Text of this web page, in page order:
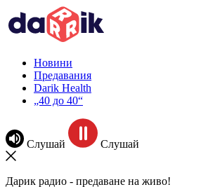
Новини
Предавания
Darik Health
„40 до 40“
Слушай Слушай
Дарик радио - предаване на живо!